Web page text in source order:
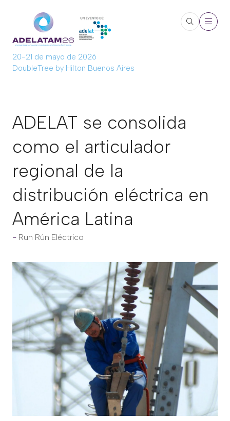
20-21 de mayo de 2026
DoubleTree by Hilton Buenos Aires
ADELAT se consolida
como el articulador
regional de la
distribución eléctrica en
América Latina
Run Rún Eléctrico